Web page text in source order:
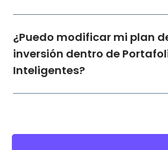
¿Puedo modificar mi plan
inversión dentro de
Inteligentes?